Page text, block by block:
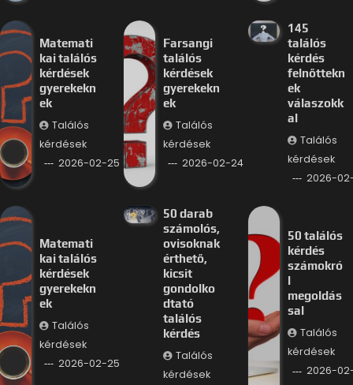
Matemati
kai találós
kérdések
gyerekekn
ek
Találós
kérdések
2026-02-25
Farsangi
találós
kérdések
gyerekekn
ek
Találós
kérdések
2026-02-24
145
találós
kérdés
felnőttekn
ek
válaszokk
al
Találós
kérdések
2026-
Matemati
kai találós
kérdések
gyerekekn
ek
Találós
kérdések
2026-02-25
50 darab
számolós,
ovisoknak
érthető,
kicsit
gondolko
dtató
találós
kérdés
Találós
kérdések
50 találós
kérdés
számokró
l
megoldás
sal
Találós
kérdések
2026-